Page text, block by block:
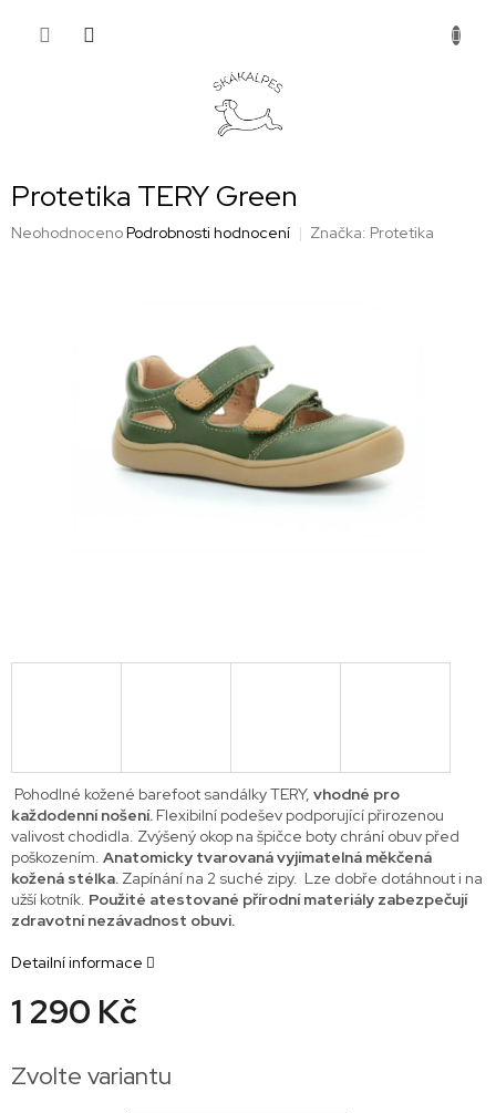
Protetika TERY Green
Průměrné
NeohodnocenoPodrobnosti hodnocení Značka: Protetika
1 290 Kč
cena:
Zvolte variantu
Pohodlné kožené barefoot sandálky TERY, vhodné pro
každodenní nošení. Flexibilní podešev podporující přirozenou
valivost chodidla. Zvýšený okop na špičce boty chrání obuv před
poškozením. Anatomicky tvarovaná vyjímatelná měkčená
kožená stélka. Zapínání na 2 suché zipy. Lze dobře dotáhnout i na
užší kotník. Použité atestované přírodní materiály zabezpečují
zdravotní nezávadnost obuvi.
Detailní informace